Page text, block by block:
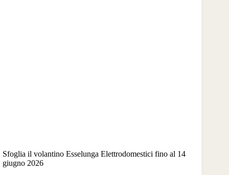
Sfoglia il volantino Esselunga Elettrodomestici fino al 14
giugno 2026